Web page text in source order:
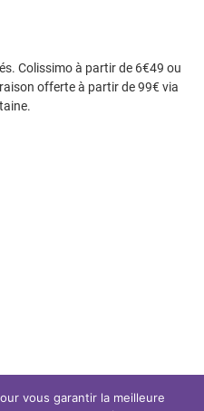
Colissimo à partir de 6€49 ou
offerte à partir de 99€ via
vous garantir la meilleure